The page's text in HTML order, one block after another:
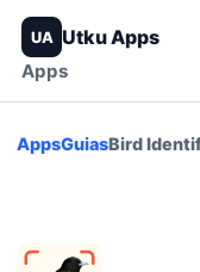
UA Utku Apps
Apps
AppsGuiasBird